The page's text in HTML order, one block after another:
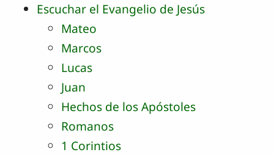
Escuchar el Evangelio de Jesús
Mateo
Marcos
Lucas
Juan
Hechos de los Apóstoles
Romanos
1 Corintios